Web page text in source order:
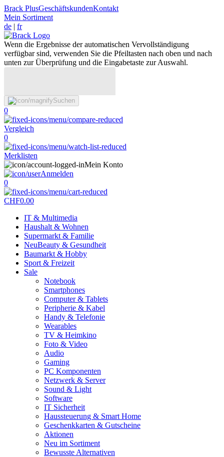
Brack PlusGeschäftskundenKontakt
Mein Sortiment
de | fr
Wenn die Ergebnisse der automatischen Vervollständigung
verfügbar sind, verwenden Sie die Pfeiltasten nach oben und nach
unten zur Überprüfung und die Eingabetaste zur Auswahl.
Suchen
0
Vergleich
0
Merklisten
Mein Konto
Anmelden
0
CHF0.00
IT & Multimedia
Haushalt & Wohnen
Supermarkt & Familie
NeuBeauty & Gesundheit
Baumarkt & Hobby
Sport & Freizeit
Sale
Notebook
Smartphones
Computer & Tablets
Peripherie & Kabel
Handy & Telefonie
Wearables
TV & Heimkino
Foto & Video
Audio
Gaming
PC Komponenten
Netzwerk & Server
Sound & Light
Software
IT Sicherheit
Haussteuerung & Smart Home
Geschenkkarten & Gutscheine
Aktionen
Neu im Sortiment
Bewusste Alternativen